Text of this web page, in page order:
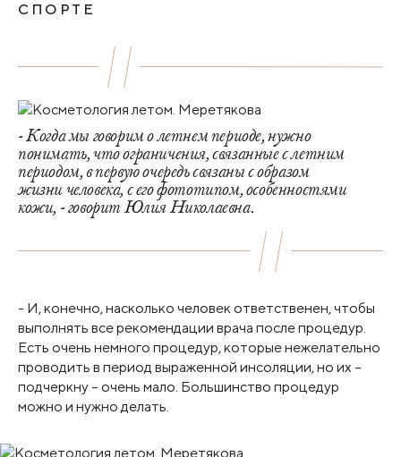
СПОРТЕ
- Когда мы говорим о летнем периоде, нужно
понимать, что ограничения, связанные с летним
периодом, в первую очередь связаны с образом
жизни человека, с его фототипом, особенностями
кожи, - говорит Юлия Николаевна.
- И, конечно, насколько человек ответственен, чтобы
выполнять все рекомендации врача после процедур.
Есть очень немного процедур, которые нежелательно
проводить в период выраженной инсоляции, но их –
подчеркну – очень мало. Большинство процедур
можно и нужно делать.